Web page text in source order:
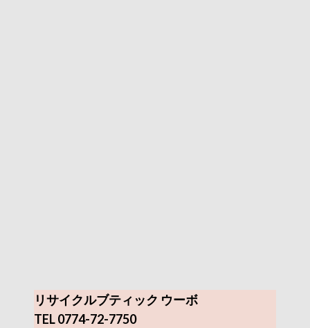
リサイクルブティック ウーボ
TEL 0774-72-7750